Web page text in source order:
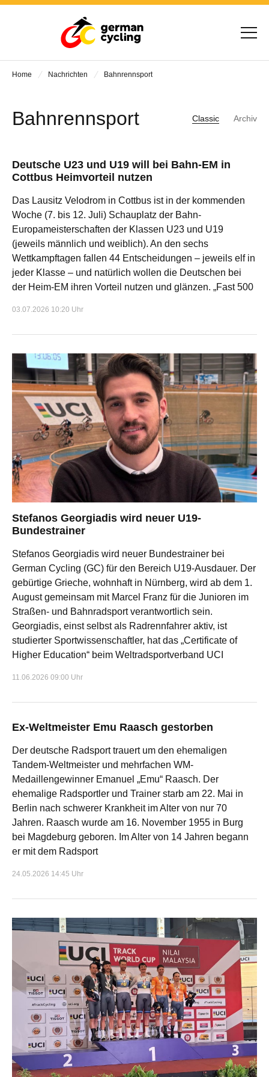
Home Nachrichten Bahnrennsport
Bahnrennsport Classic Archiv
Deutsche U23 und U19 will bei Bahn-EM in
Cottbus Heimvorteil nutzen
Das Lausitz Velodrom in Cottbus ist in der kommenden
Woche (7. bis 12. Juli) Schauplatz der Bahn-
Europameisterschaften der Klassen U23 und U19
(jeweils männlich und weiblich). An den sechs
Wettkampftagen fallen 44 Entscheidungen – jeweils elf in
jeder Klasse – und natürlich wollen die Deutschen bei
der Heim-EM ihren Vorteil nutzen und glänzen. „Fast 500
03.07.2026 10:20 Uhr
Stefanos Georgiadis wird neuer U19-
Bundestrainer
Stefanos Georgiadis wird neuer Bundestrainer bei
German Cycling (GC) für den Bereich U19-Ausdauer. Der
gebürtige Grieche, wohnhaft in Nürnberg, wird ab dem 1.
August gemeinsam mit Marcel Franz für die Junioren im
Straßen- und Bahnradsport verantwortlich sein.
Georgiadis, einst selbst als Radrennfahrer aktiv, ist
studierter Sportwissenschaftler, hat das „Certificate of
Higher Education“ beim Weltradsportverband UCI
11.06.2026 09:00 Uhr
Ex-Weltmeister Emu Raasch gestorben
Der deutsche Radsport trauert um den ehemaligen
Tandem-Weltmeister und mehrfachen WM-
Medaillengewinner Emanuel „Emu“ Raasch. Der
ehemalige Radsportler und Trainer starb am 22. Mai in
Berlin nach schwerer Krankheit im Alter von nur 70
Jahren. Raasch wurde am 16. November 1955 in Burg
bei Magdeburg geboren. Im Alter von 14 Jahren begann
er mit dem Radsport
24.05.2026 14:45 Uhr